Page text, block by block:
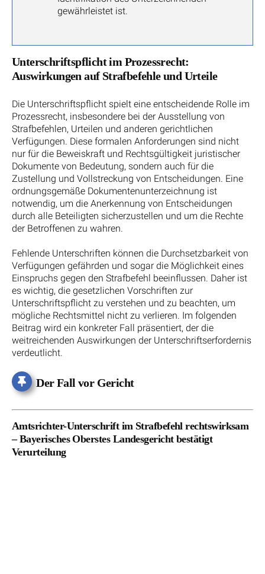
gewährleistet ist.
Unterschriftspflicht im Prozessrecht:
Auswirkungen auf Strafbefehle und Urteile
Die Unterschriftspflicht spielt eine entscheidende Rolle im
Prozessrecht, insbesondere bei der Ausstellung von
Strafbefehlen, Urteilen und anderen gerichtlichen
Verfügungen. Diese formalen Anforderungen sind nicht
nur für die Beweiskraft und Rechtsgültigkeit juristischer
Dokumente von Bedeutung, sondern auch für die
Zustellung und Vollstreckung von Entscheidungen. Eine
ordnungsgemäße Dokumentenunterzeichnung ist
notwendig, um die Anerkennung von Entscheidungen
durch alle Beteiligten sicherzustellen und um die Rechte
der Betroffenen zu wahren.
Fehlende Unterschriften können die Durchsetzbarkeit von
Verfügungen gefährden und sogar die Möglichkeit eines
Einspruchs gegen den Strafbefehl beeinflussen. Daher ist
es wichtig, die gesetzlichen Vorschriften zur
Unterschriftspflicht zu verstehen und zu beachten, um
mögliche Rechtsmittel nicht zu verlieren. Im folgenden
Beitrag wird ein konkreter Fall präsentiert, der die
weitreichenden Auswirkungen der Unterschriftserfordernis
verdeutlicht.
Der Fall vor Gericht
Amtsrichter-Unterschrift im Strafbefehl rechtswirksam
– Bayerisches Oberstes Landesgericht bestätigt
Verurteilung